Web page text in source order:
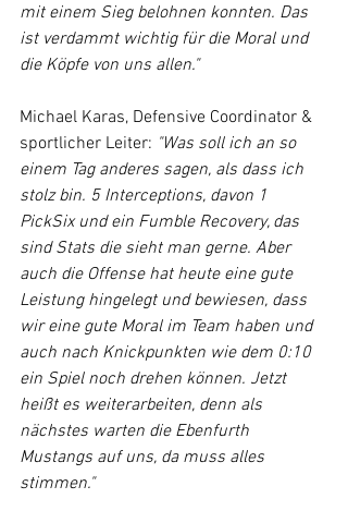
mit einem Sieg belohnen konnten. Das
ist verdammt wichtig für die Moral und
die Köpfe von uns allen."
Michael Karas, Defensive Coordinator &
sportlicher Leiter: "Was soll ich an so
einem Tag anderes sagen, als dass ich
stolz bin. 5 Interceptions, davon 1
PickSix und ein Fumble Recovery, das
sind Stats die sieht man gerne. Aber
auch die Offense hat heute eine gute
Leistung hingelegt und bewiesen, dass
wir eine gute Moral im Team haben und
auch nach Knickpunkten wie dem 0:10
ein Spiel noch drehen können. Jetzt
heißt es weiterarbeiten, denn als
nächstes warten die Ebenfurth
Mustangs auf uns, da muss alles
stimmen."